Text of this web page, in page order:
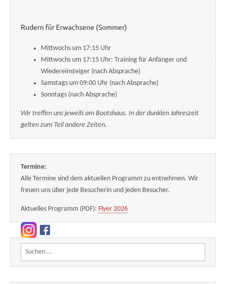
Rudern für Erwachsene (Sommer)
Mittwochs um 17:15 Uhr
Mittwochs um 17:15 Uhr: Training für Anfänger und
Wiedereinsteiger (nach Absprache)
Samstags um 09:00 Uhr (nach Absprache)
Sonntags (nach Absprache)
Wir treffen uns jeweils am Bootshaus. In der dunklen Jahreszeit
gelten zum Teil andere Zeiten.
Termine:
Alle Termine sind dem aktuellen Programm zu entnehmen. Wir
freuen uns über jede Besucherin und jeden Besucher.
Aktuelles Programm (PDF): Flyer 2026
Suchen nach: